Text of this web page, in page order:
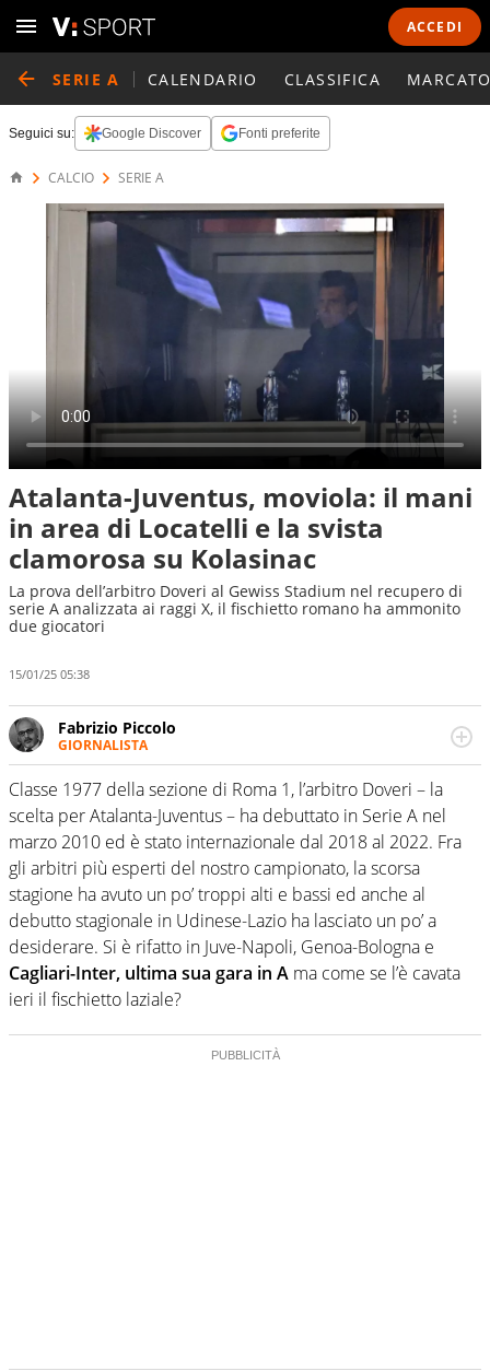
ACCEDI
SERIE A CALENDARIO CLASSIFICA
Seguici su: Google Discover Fonti preferite
CALCIO SERIE A
Atalanta-Juventus, moviola: il mani
in area di Locatelli e la svista
clamorosa su Kolasinac
La prova dell’arbitro Doveri al Gewiss Stadium nel recupero di
serie A analizzata ai raggi X, il fischietto romano ha ammonito
due giocatori
15/01/25 05:38
Fabrizio Piccolo
GIORNALISTA
Nella sua carriera ha seguito numerose manifestazioni
sportive e collaborato con agenzie e testate. Esperienza,
competenza, conoscenza e memoria storica. Si occupa
prevalentemente di calcio
Classe 1977 della sezione di Roma 1, l’arbitro Doveri – la
scelta per Atalanta-Juventus – ha debuttato in Serie A nel
marzo 2010 ed è stato internazionale dal 2018 al 2022. Fra
gli arbitri più esperti del nostro campionato, la scorsa
stagione ha avuto un po’ troppi alti e bassi ed anche al
debutto stagionale in Udinese-Lazio ha lasciato un po’ a
desiderare. Si è rifatto in Juve-Napoli, Genoa-Bologna e
Cagliari-Inter, ultima sua gara in A ma come se l’è cavata
ieri il fischietto laziale?